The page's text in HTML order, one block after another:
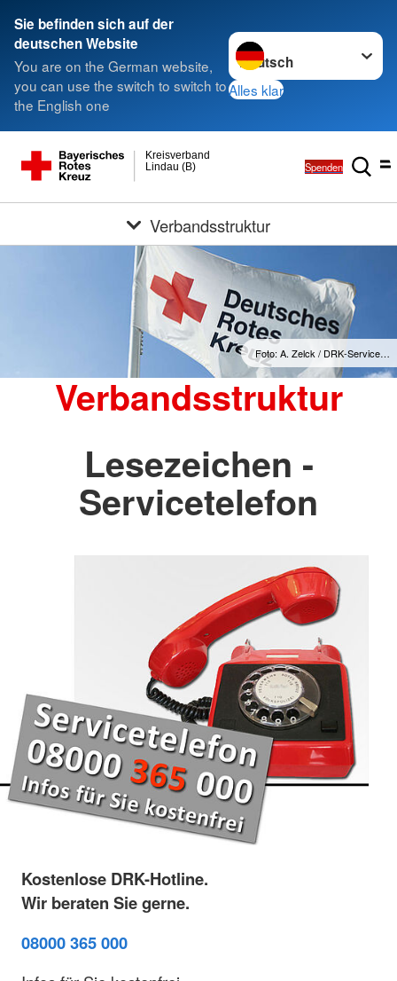
Sie befinden sich auf der
deutschen Website
You are on the German website,
you can use the switch to switch to
the English one
Sprache wechseln zu
Alles klar
Lindau (B)
Kreisverband
Spenden
Verbandsstruktur
Foto: A. Zelck / DRK-Service…
Verbandsstruktur
Lesezeichen -
Servicetelefon
Kostenlose DRK-Hotline.
Wir beraten Sie gerne.
08000 365 000